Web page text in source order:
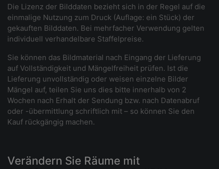
Die Lizenz der Bilddaten bezieht sich in der Regel auf die
einmalige Nutzung zum Druck (Auflage: ein Stück) der
gekauften Bilddaten. Bei mehrfacher Verwendung gelten
individuell verhandelbare Staffelpreise.
Sie können das Bildmaterial nach Eingang der Lieferung
auf Vollständigkeit und Mängelfreiheit prüfen. Ist die
Lieferung unvollständig oder weisen einzelne Bilder
Mängel auf, teilen Sie uns dies bitte innerhalb von 2
Wochen nach Erhalt der Sendung bzw. nach Datenabruf
oder -übermittlung schriftlich mit – so können Sie den
Kauf rückgängig machen.
Verändern Sie Räume mit